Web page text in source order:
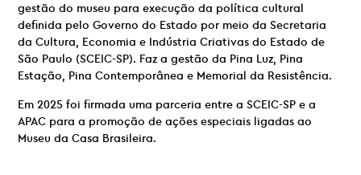
gestão do museu para execução da política cultural
definida pelo Governo do Estado por meio da Secretaria
da Cultura, Economia e Indústria Criativas do Estado de
São Paulo (SCEIC-SP). Faz a gestão da Pina Luz, Pina
Estação, Pina Contemporânea e Memorial da Resistência.
Em 2025 foi firmada uma parceria entre a SCEIC-SP e a
APAC para a promoção de ações especiais ligadas ao
Museu da Casa Brasileira.